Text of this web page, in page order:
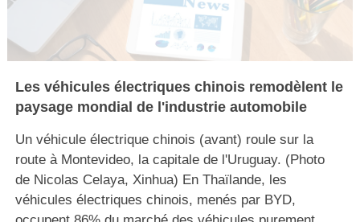
Les véhicules électriques chinois remodèlent le
paysage mondial de l'industrie automobile
Un véhicule électrique chinois (avant) roule sur la
route à Montevideo, la capitale de l'Uruguay. (Photo
de Nicolas Celaya, Xinhua) En Thaïlande, les
véhicules électriques chinois, menés par BYD,